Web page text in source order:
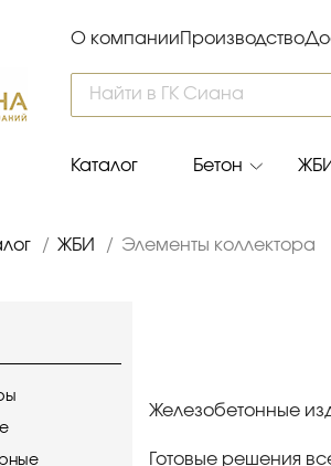
О компании Производство
Каталог Бетон
/ ЖБИ / Элементы коллектора
Железобетонные
Готовые решения